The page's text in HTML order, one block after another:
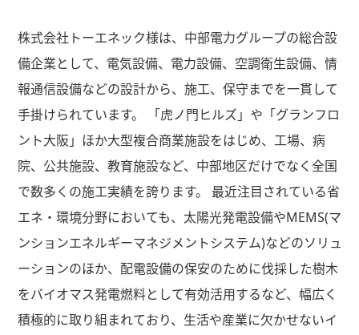
株式会社トーエネック様は、中部電力グループの総合設
備企業として、電気設備、電力設備、空調衛生設備、情
報通信設備などの設計から、施工、保守までを一貫して
手掛けられています。 「虎ノ門ヒルズ」や「グランフロ
ント大阪」ほか大型複合商業施設をはじめ、工場、病
院、公共施設、教育施設など、中部地区だけでなく全国
で数多くの施工実績を誇ります。 最近注目されている省
エネ・環境分野においても、太陽光発電設備やMEMS(マ
ンションエネルギーマネジメントシステム)などのソリュ
ーションのほか、配電設備の保安のために伐採した樹木
をバイオマス発電燃料として有効活用するなど、幅広く
積極的に取り組まれており、生活や産業に欠かせないイ